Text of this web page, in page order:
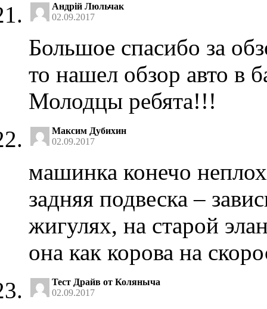
Андрій Люльчак
02.09.2017
Большое спасибо за
то нашел обзор авто в
Молодцы ребята!!!
Максим Дубихин
02.09.2017
машинка конечо
задняя подвеска –
жигулях, на старой
она как корова на
Тест Драйв от Коляныча
02.09.2017